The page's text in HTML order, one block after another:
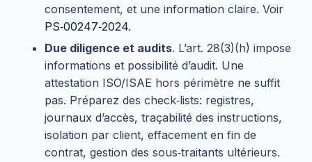
consentement, et une information claire. Voir
PS‑00247‑2024.
Due diligence et audits. L’art. 28(3)(h) impose
informations et possibilité d’audit. Une
attestation ISO/ISAE hors périmètre ne suffit
pas. Préparez des check‑lists: registres,
journaux d’accès, traçabilité des instructions,
isolation par client, effacement en fin de
contrat, gestion des sous‑traitants ultérieurs.